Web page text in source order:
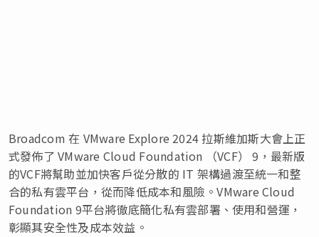
Broadcom 在 VMware Explore 2024 拉斯維加斯大會上正
式發佈了 VMware Cloud Foundation （VCF） 9，最新版
的VCF將幫助並加快客戶從分散的 IT 架構過渡至統一和整
合的私有雲平台，從而降低成本和風險。VMware Cloud
Foundation 9平台將徹底簡化私有雲部署、使用和營運，
彰顯其安全性及成本效益。